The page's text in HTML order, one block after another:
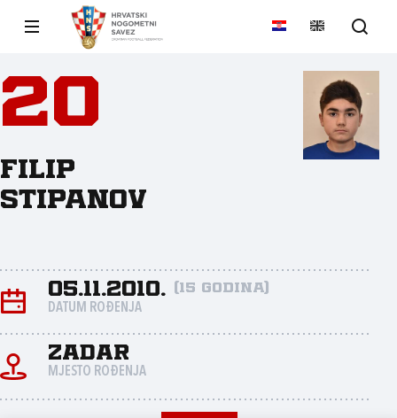
20
Filip
Stipanov
05.11.2010. (15 godina)
DATUM ROĐENJA
Zadar
MJESTO ROĐENJA